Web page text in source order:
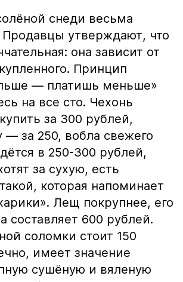
снеди весьма
Продавцы утверждают, что
она зависит от
Принцип
— платишь меньше»
на все сто. Чехонь
за 300 рублей,
— за 250, вобла свежего
в 250-300 рублей,
за сухую, есть
которая напоминает
Лещ покрупнее, его
составляет 600 рублей.
соломки стоит 150
имеет значение
сушёную и вяленую